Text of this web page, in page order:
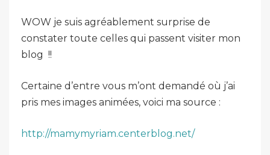
WOW je suis agréablement surprise de
constater toute celles qui passent visiter mon
blog !!
Certaine d’entre vous m’ont demandé où j’ai
pris mes images animées, voici ma source :
http://mamymyriam.centerblog.net/